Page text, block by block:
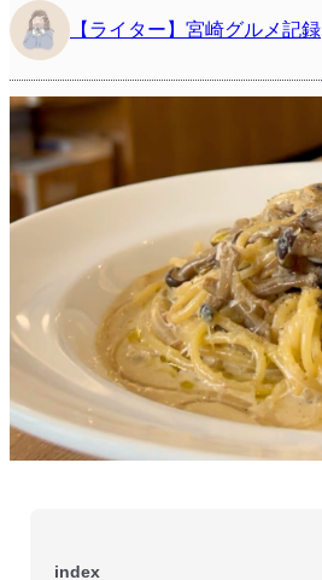
【ライター】宮崎グルメ記録
index